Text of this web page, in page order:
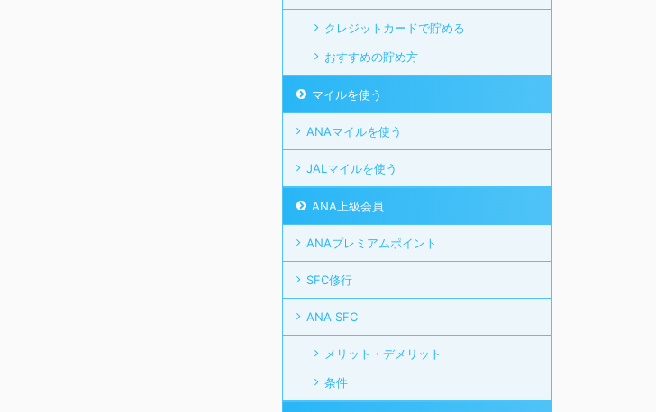
クレジットカードで貯める
おすすめの貯め方
マイルを使う
ANAマイルを使う
JALマイルを使う
ANA上級会員
ANAプレミアムポイント
SFC修行
ANA SFC
メリット・デメリット
条件